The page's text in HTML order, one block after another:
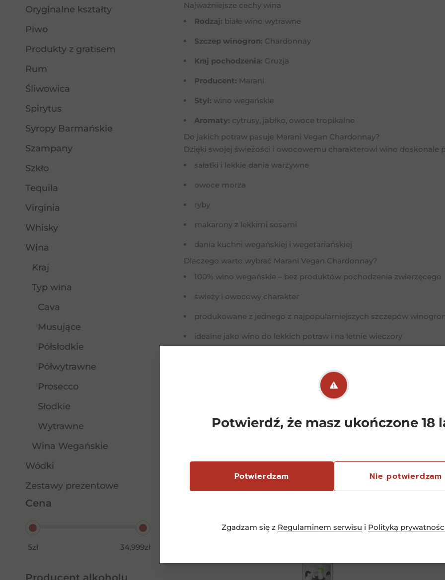
Potwierdź, że masz ukończone 18
Potwierdzam Nie potwierdzam
Zgadzam się z Regulaminem serwisu i Polityką
Oryginalne kształty
Piwo
Produkty z gratisem
Rum
Śliwowica
Spirytus
Syropy Barmańskie
Szampany
Szkło
Tequila
Virginia
Whisky
Wina
Kraj
Typ wina
Cava
Musujące
Półsłodkie
Półwytrawne
Prosecco
Słodkie
Wytrawne
Wina Wegańskie
Wódki
Zestawy prezentowe
Cena
5zł 34,999zł
Producent alkoholu
Najważniejsze cechy wina
Rodzaj: białe wino wytrawne
Szczep winogron: Chardonnay
Kraj pochodzenia: Gruzja
Producent: Marani
Styl: wino wegańskie
Aromaty: cytrusy, jabłko, owoce tropikalne
Do jakich potraw pasuje Marani Vegan Chardonnay?
Dzięki swojej świeżości i owocowemu charakterowi wino doskonale
sałatki i lekkie dania warzywne
owoce morza
ryby
makarony z lekkimi sosami
dania kuchni wegańskiej i wegetariańskiej
Dlaczego warto wybrać Marani Vegan Chardonnay?
100% wino wegańskie – bez produktów pochodzenia zwierzęcego
świeży i owocowy charakter
produkowane z jednego z najpopularniejszych szczepów
idealne jako wino do lekkich potraw i na letnie wieczory
Podobne